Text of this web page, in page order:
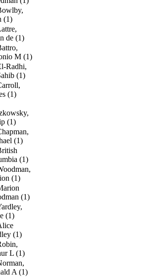
(1)
de (1)
M (1)
Radhi,
(1)
(1)
(1)
(1)
(1)
(1)
(1)
(1)
(1)
L (1)
A(1)